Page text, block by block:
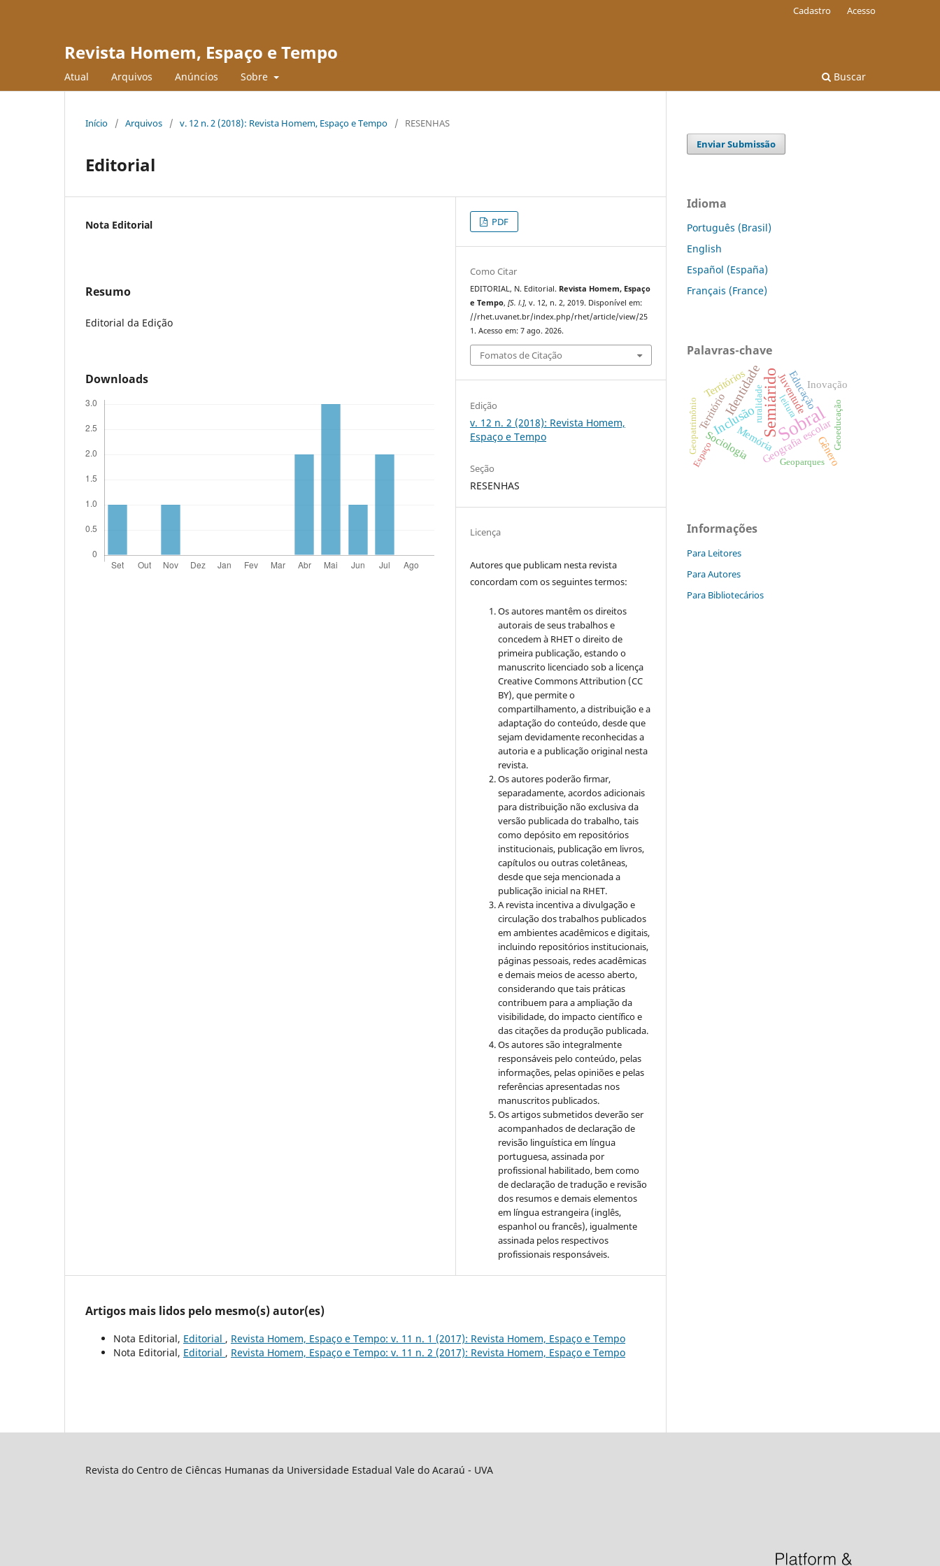
Revista Homem, Espaço e Tempo
Atual Arquivos Anúncios Sobre Buscar
Cadastro Acesso
Início / Arquivos / v. 12 n. 2 (2018): Revista Homem, Espaço e Tempo / RESENHAS
Editorial
Nota Editorial
Resumo
Editorial da Edição
Downloads
PDF
Como Citar
EDITORIAL, N. Editorial. Revista Homem, Espaço
e Tempo,[S. l.], v. 12, n. 2, 2019. Disponível em:
//rhet.uvanet.br/index.php/rhet/article/view/25
1. Acesso em: 7 ago. 2026.
Fomatos de Citação
Edição
v. 12 n. 2 (2018): Revista Homem,
Espaço e Tempo
Seção
RESENHAS
Licença
Autores que publicam nesta revista
concordam com os seguintes termos:
Os autores mantêm os direitos
autorais de seus trabalhos e
concedem à RHET o direito de
primeira publicação, estando o
manuscrito licenciado sob a licença
Creative CommonsAttribution (CC
BY), que permite o
compartilhamento, a distribuição e a
adaptação do conteúdo, desde que
sejam devidamente reconhecidas a
autoria e a publicação original nesta
revista.
Os autores poderão firmar,
separadamente, acordos adicionais
para distribuição não exclusiva da
versão publicada do trabalho, tais
como depósito em repositórios
institucionais, publicação em livros,
capítulos ou outras coletâneas,
desde que seja mencionada a
publicação inicial na RHET.
A revista incentiva a divulgação e
circulação dos trabalhos publicados
em ambientes acadêmicos e digitais,
incluindo repositórios institucionais,
páginas pessoais, redes acadêmicas
e demais meios de acesso aberto,
considerando que tais práticas
contribuem para a ampliação da
visibilidade, do impacto científico e
das citações da produção publicada.
Os autores são integralmente
responsáveis pelo conteúdo, pelas
informações, pelas opiniões e pelas
referências apresentadas nos
manuscritos publicados.
Os artigos submetidos deverão ser
acompanhados de declaração de
revisão linguística em língua
portuguesa, assinada por
profissional habilitado, bem como
de declaração de tradução e revisão
dos resumos e demais elementos
em língua estrangeira (inglês,
espanhol ou francês), igualmente
assinada pelos respectivos
profissionais responsáveis.
Artigos mais lidos pelo mesmo(s) autor(es)
Nota Editorial, Editorial , Revista Homem, Espaço e Tempo: v. 11 n. 1 (2017): Revista Homem, Espaço e Tempo
Nota Editorial, Editorial , Revista Homem, Espaço e Tempo: v. 11 n. 2 (2017): Revista Homem, Espaço e Tempo
Enviar Submissão
Idioma
Português (Brasil)
English
Español (España)
Français (France)
Palavras-chave
Sobral
Semiárido
Inclusão
Identidade Educação
Geografia escolar
Territórios
Gênero
Inovação
SociologiaMemória
Juventude
Território Geoeducação
Geopatrimônio
Geoparques
ruralidade leitura
Espaço
Informações
Para Leitores
Para Autores
Para Bibliotecários
Revista do Centro de Ciêncas Humanas da Universidade Estadual Vale do Acaraú - UVA